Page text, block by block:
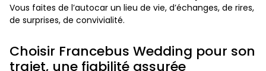
Vous faites de l’autocar un lieu de vie, d’échanges, de rires,
de surprises, de convivialité.
Choisir Francebus Wedding pour son
trajet, une fiabilité assurée